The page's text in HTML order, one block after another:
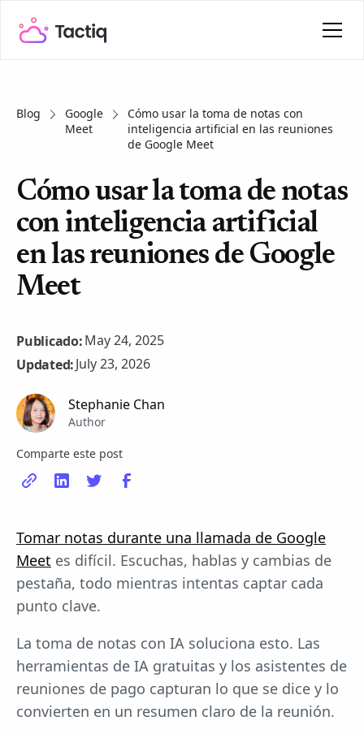
Blog
Google
Meet
Cómo usar la toma de notas con
inteligencia artificial en las reuniones
de Google Meet
Cómo usar la toma de notas
con inteligencia artificial
en las reuniones de Google
Meet
Publicado:May 24, 2025
Updated:July 23, 2026
Stephanie Chan
Author
Comparte este post
Tomar notas durante una llamada de Google
Meet es difícil. Escuchas, hablas y cambias de
pestaña, todo mientras intentas captar cada
punto clave.
La toma de notas con IA soluciona esto. Las
herramientas de IA gratuitas y los asistentes de
reuniones de pago capturan lo que se dice y lo
convierten en un resumen claro de la reunión.